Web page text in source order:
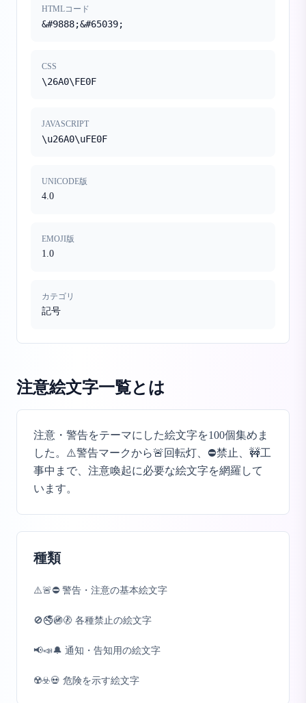
HTMLコード
&#9888;&#65039;
CSS
\26A0\FE0F
JAVASCRIPT
\u26A0\uFE0F
UNICODE版
4.0
EMOJI版
1.0
カテゴリ
記号
注意絵文字一覧とは
注意・警告をテーマにした絵文字を100個集めま
した。⚠️警告マークから🚨回転灯、⛔禁止、🚧工
事中まで、注意喚起に必要な絵文字を網羅して
います。
種類
⚠️🚨⛔ 警告・注意の基本絵文字
🚫🚭🚳🚷 各種禁止の絵文字
📢📣🔔 通知・告知用の絵文字
☢️☣️💀 危険を示す絵文字